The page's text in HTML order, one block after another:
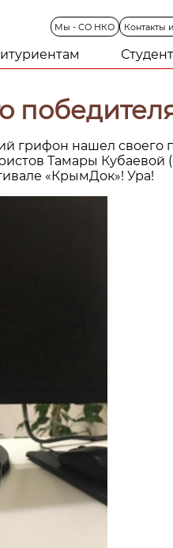
Мы - СО НКО Контакты и
грифон нашел своего
Тамары Кубаевой
«КрымДок»! Ура!